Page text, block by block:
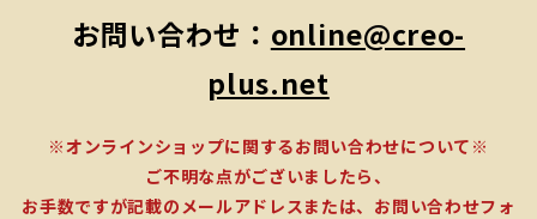
お問い合わせ： online@creo-
plus.net
※オンラインショップに関するお問い合わせについて※
ご不明な点がございましたら、
お手数ですが記載のメールアドレスまたは、お問い合わせフォ